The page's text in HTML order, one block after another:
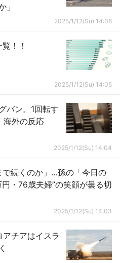
」
2025/1/12(Su) 14:06
！！
2025/1/12(Su) 14:05
バン。1回転す
海外の反応
2025/1/12(Su) 14:04
で続くのか」…孫の「今日の
・76歳夫婦”の笑顔が曇る切
2025/1/12(Su) 14:03
チアはイスラ